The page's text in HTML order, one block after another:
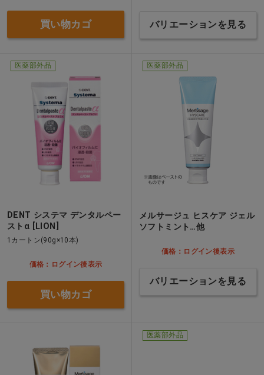
買い物カゴ バリエーションを見る
医薬部外品
DENT システマ デンタルペー
ストα [LION]
1カートン(90g×10本)
価格：ログイン後表示
買い物カゴ
医薬部外品
メルサージュ ヒスケア ジェル
ソフトミント…他
価格：ログイン後表示
バリエーションを見る
医薬部外品